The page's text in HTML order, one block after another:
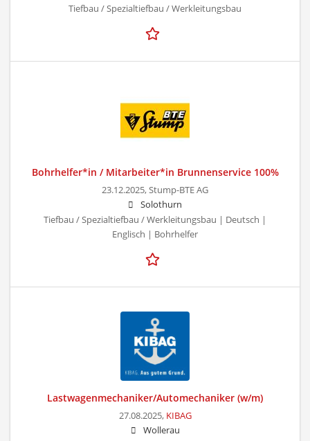
Tiefbau / Spezialtiefbau / Werkleitungsbau
Bohrhelfer*in / Mitarbeiter*in Brunnenservice 100%
23.12.2025,Stump-BTE AG
Solothurn
Tiefbau / Spezialtiefbau / Werkleitungsbau | Deutsch |
Englisch | Bohrhelfer
Lastwagenmechaniker/Automechaniker (w/m)
27.08.2025, KIBAG
Wollerau